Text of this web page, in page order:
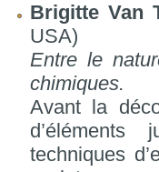
Brigitte Van
USA)
Entre le
chimiques.
Avant la
d’éléments
techniques